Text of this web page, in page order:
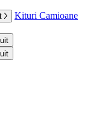
Kituri Camioane